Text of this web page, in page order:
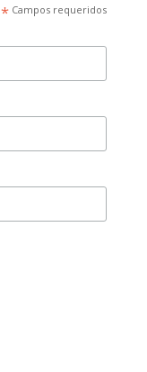
*Campos requeridos